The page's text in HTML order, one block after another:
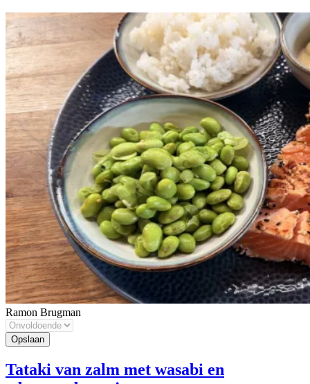
Ramon Brugman
Tataki van zalm met wasabi en